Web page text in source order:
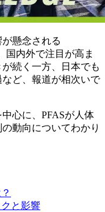
懸念される
国内外で注目が高ま
続く一方、日本でも
ど、報道が相次いで
心に、PFASが人体
動向についてわかり
と影響